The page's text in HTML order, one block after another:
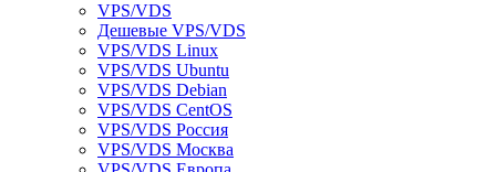
VPS/VDS
Дешевые VPS/VDS
VPS/VDS Linux
VPS/VDS Ubuntu
VPS/VDS Debian
VPS/VDS CentOS
VPS/VDS Россия
VPS/VDS Москва